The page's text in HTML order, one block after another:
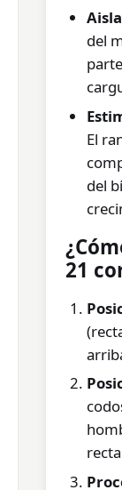
del
El
del
21